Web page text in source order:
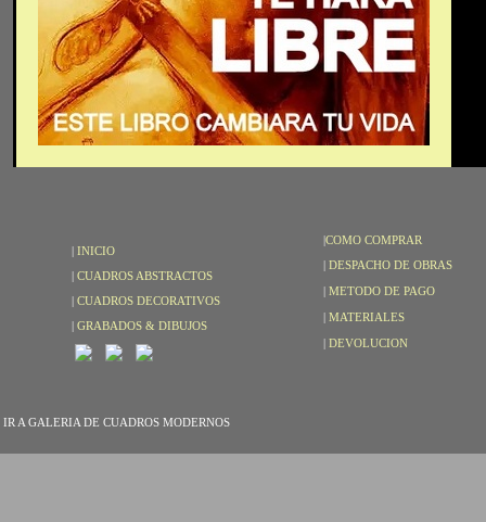
| INICIO
| CUADROS ABSTRACTOS
| CUADROS DECORATIVOS
| GRABADOS & DIBUJOS
|COMO COMPRAR
| DESPACHO DE OBRAS
| METODO DE PAGO
| MATERIALES
| DEVOLUCION
IR A GALERIA DE CUADROS MODERNOS